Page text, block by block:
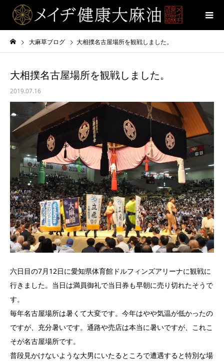
大麻草ブログ 大相撲名古屋場所を観戦しました。
大相撲名古屋場所を観戦しました。
2019.07.16
六日目の7月12日に愛知県体育館ドルフィンズアリーナに観戦に
行きました。当日は満員御礼で当日券も早朝に売り切れたそうで
す。
毎年名古屋場所は暑くて大変です。今年はやや気温が低かったの
ですが、充分暑いです。通路や売店は本当に暑いですが、これこ
そが名古屋場所です。
普段見かけないような大男にいたるところで遭遇すると特別な場